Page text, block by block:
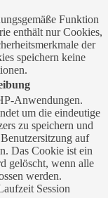
Funktion
enthält nur Cookies,
der
speichern keine
Anwendungen.
um die eindeutige
zu speichern und
auf
Das Cookie ist ein
gelöscht, wenn alle
werden.
Session